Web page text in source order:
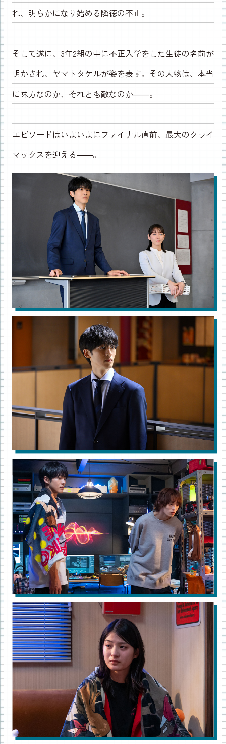
れ、明らかになり始める隣徳の不正。
そして遂に、3年2組の中に不正入学をした生徒の名前が
明かされ、ヤマトタケルが姿を表す。その人物は、本当
に味方なのか、それとも敵なのか――。
エピソードはいよいよにファイナル直前、最大のクライ
マックスを迎える――。